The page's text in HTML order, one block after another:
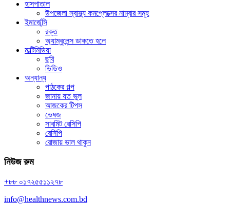
হাসপাতাল
উপজেলা স্বাস্থ্য কমপ্লেক্সের নাম্বার সমূহ
ইমার্জেন্সি
রক্ত
অ্যাম্বুলেন্স ডাকতে হলে
মাল্টিমিডিয়া
ছবি
ভিডিও
অন্যান্য
পাঠকের গল্প
জানায় যত ভুল
আজকের টিপস
ভেষজ
সাবমিট রেসিপি
রেসিপি
রোজায় ভাল থাকুন
নিউজ রুম
+৮৮ ০১৭২৫৫১১২৭৮
info@healthnews.com.bd